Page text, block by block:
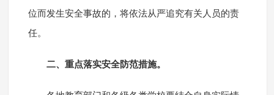
位而发生安全事故的，将依法从严追究有关人员的责
任。
二、重点落实安全防范措施。